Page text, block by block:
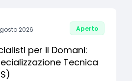
2026 Aperto
per il Domani:
Tecnica